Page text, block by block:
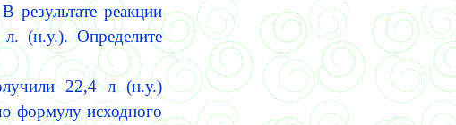
результате реакции
(н.у.). Определите
22,4 л (н.у.)
формулу исходного